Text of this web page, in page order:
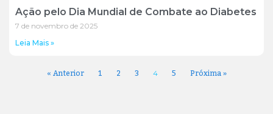
Ação pelo Dia Mundial de Combate ao Diabetes
7 de novembro de 2025
Leia Mais »
« Anterior 1 2 3 4 5 Próxima »